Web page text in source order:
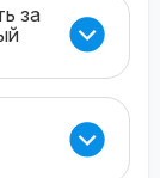
за